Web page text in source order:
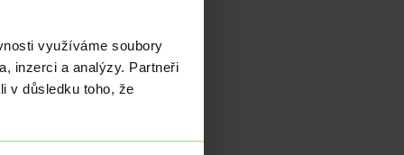
využíváme soubory
inzerci a analýzy. Partneři
v důsledku toho, že